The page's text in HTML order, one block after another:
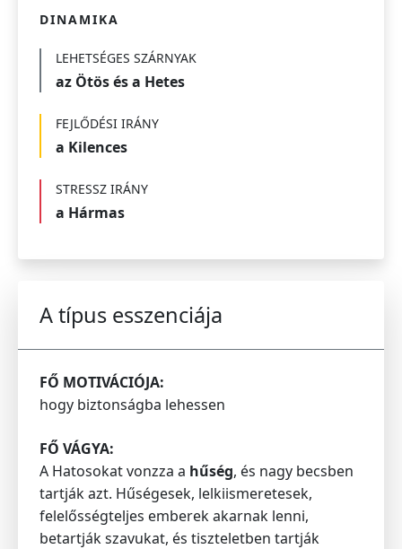
DINAMIKA
LEHETSÉGES SZÁRNYAK
az Ötös és a Hetes
FEJLŐDÉSI IRÁNY
a Kilences
STRESSZ IRÁNY
a Hármas
A típus esszenciája
FŐ MOTIVÁCIÓJA:
hogy biztonságba lehessen
FŐ VÁGYA:
A Hatosokat vonzza a hűség, és nagy becsben
tartják azt. Hűségesek, lelkiismeretesek,
felelősségteljes emberek akarnak lenni,
betartják szavukat, és tiszteletben tartják